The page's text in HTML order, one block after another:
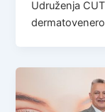
Udruženja